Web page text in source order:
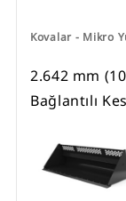
Kovalar - Mikro
2.642 mm
Bağlantılı